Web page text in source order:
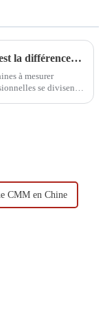
Quelle est la différence entre une MMT entièrement automatique et semi-automatique ?
à mesurer
se divisent
CMM en Chine